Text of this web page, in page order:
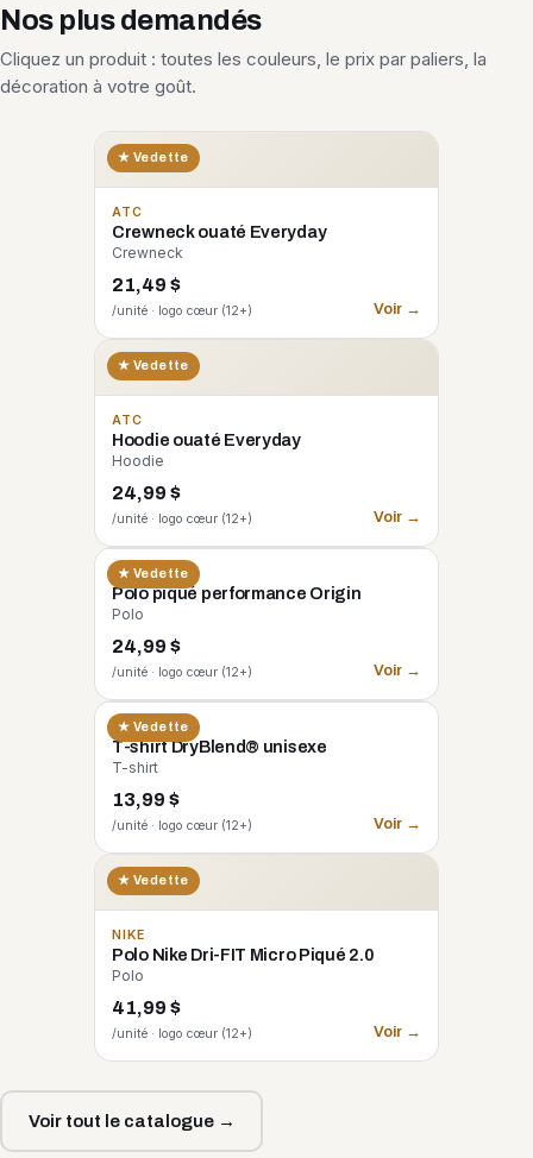
Nos plus demandés
Cliquez un produit : toutes les couleurs, le prix par paliers, la
décoration à votre goût.
★ Vedette
ATC
Crewneck ouaté Everyday
Crewneck
21,49 $
/unité · logo cœur (12+) Voir →
★ Vedette
ATC
Hoodie ouaté Everyday
Hoodie
24,99 $
/unité · logo cœur (12+) Voir →
★ Vedette
CORE 365
Polo piqué performance Origin
Polo
24,99 $
/unité · logo cœur (12+) Voir →
★ Vedette
GILDAN
T-shirt DryBlend® unisexe
T-shirt
13,99 $
/unité · logo cœur (12+) Voir →
★ Vedette
NIKE
Polo Nike Dri-FIT Micro Piqué 2.0
Polo
41,99 $
/unité · logo cœur (12+) Voir →
Voir tout le catalogue →